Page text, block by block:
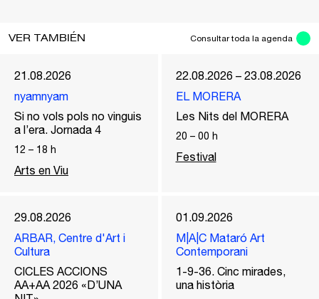
VER TAMBIÉN Consultar toda la agenda
21.08.2026
nyamnyam
Si no vols pols no vinguis
a l’era. Jornada 4
12 – 18 h
Arts en Viu
22.08.2026 – 23.08.2026
EL MORERA
Les Nits del MORERA
20 – 00 h
Festival
29.08.2026
ARBAR, Centre d'Art i
Cultura
CICLES ACCIONS
AA+AA 2026 «D’UNA
01.09.2026
M|A|C Mataró Art
Contemporani
1-9-36. Cinc mirades,
una història